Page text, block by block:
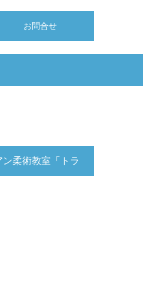
お問合せ
柔術教室「トラ
料体験実施中！